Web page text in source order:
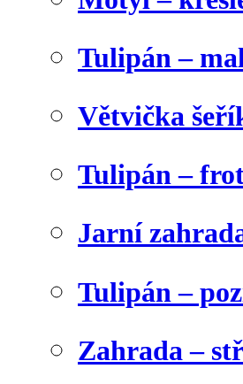
Tulipán –
Větvička
Tulipán –
Jarní
Tulipán –
Zahrada –